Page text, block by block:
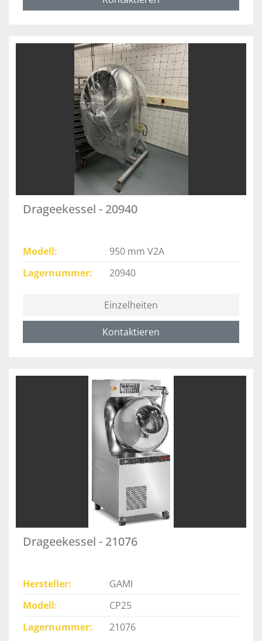
Drageekessel - 20940
Modell
950 mm V2A
Lagernummer
20940
Einzelheiten
Kontaktieren
Drageekessel - 21076
Hersteller
GAMI
Modell
CP25
Lagernummer
21076